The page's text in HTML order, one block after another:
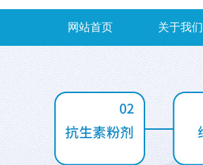
网站首页 关于我们